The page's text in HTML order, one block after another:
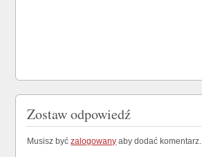
Zostaw odpowiedź
Musisz byćzalogowany aby dodać komentarz.